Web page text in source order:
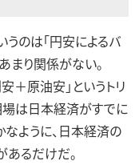
のは「円安によるバ
まり関係がない。
＋原油安」というトリ
場は日本経済がすでに
ように、日本経済の
るだけだ。